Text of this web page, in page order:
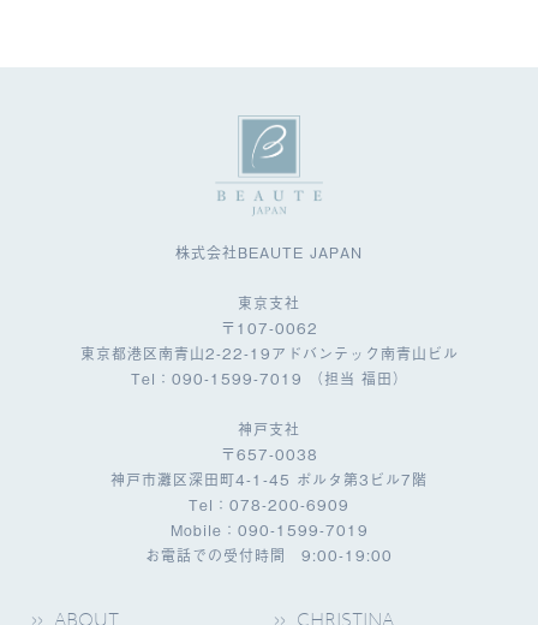
株式会社BEAUTE JAPAN
東京支社
〒107-0062
東京都港区南青山2-22-19アドバンテック南青山ビル
Tel：090-1599-7019 （担当 福田）
神戸支社
〒657-0038
神戸市灘区深田町4-1-45 ポルタ第3ビル7階
Tel：078-200-6909
Mobile：090-1599-7019
お電話での受付時間 9:00-19:00
ABOUT CHRISTINA